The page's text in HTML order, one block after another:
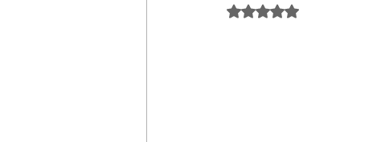
Raça Bengal Raça Ashera
Avaliado com NaN de 5